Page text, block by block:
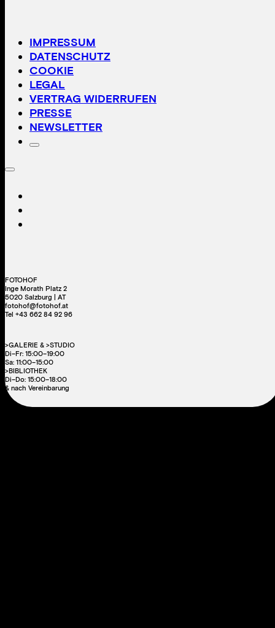
IMPRESSUM
DATENSCHUTZ
COOKIE
LEGAL
VERTRAG WIDERRUFEN
PRESSE
NEWSLETTER
FOTOHOF
Inge Morath Platz 2
5020 Salzburg | AT
fotohof@fotohof.at
Tel +43 662 84 92 96
>GALERIE & >STUDIO
Di–Fr: 15:00–19:00
Sa: 11:00–15:00
>BIBLIOTHEK
Di–Do: 15:00–18:00
& nach Vereinbarung